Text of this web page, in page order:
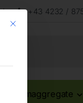
+43 4232 /
Stromaggregate
Mit diesem Button